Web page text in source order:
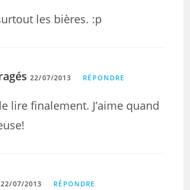
les bières. :p
22/07/2013 RÉPONDRE
lire finalement. J’aime quand
22/07/2013 RÉPONDRE